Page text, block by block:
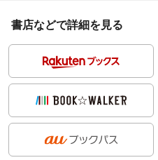
書店などで詳細を見る